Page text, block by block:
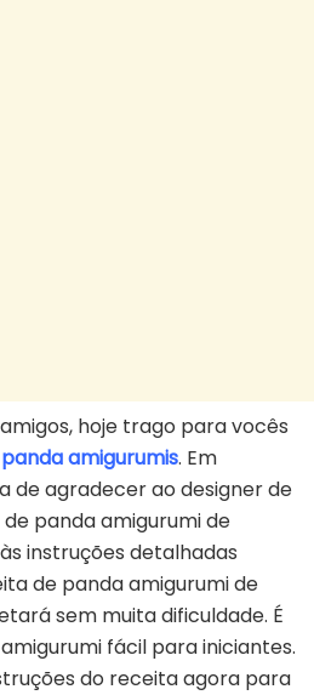
hoje trago para vocês
panda amigurumis. Em
de agradecer ao designer de
panda amigurumi de
instruções detalhadas
de panda amigurumi de
sem muita dificuldade. É
fácil para iniciantes.
do receita agora para